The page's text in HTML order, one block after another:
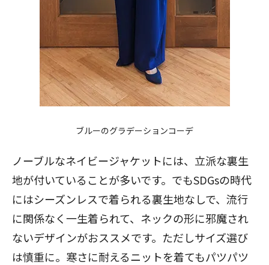
ブルーのグラデーションコーデ
ノーブルなネイビージャケットには、立派な裏生
地が付いていることが多いです。でもSDGsの時代
にはシーズンレスで着られる裏生地なしで、流行
に関係なく一生着られて、ネックの形に邪魔され
ないデザインがおススメです。ただしサイズ選び
は慎重に。寒さに耐えるニットを着てもパツパツ